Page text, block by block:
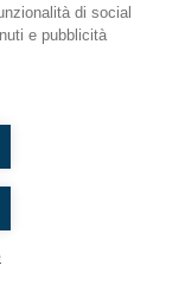
di social
e pubblicità